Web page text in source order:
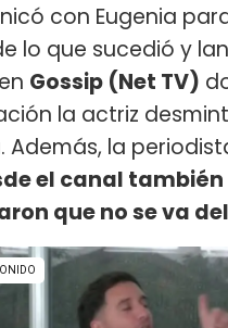
con Eugenia
lo que sucedió y
Gossip (Net TV)
la actriz
Además, la
el canal también
que no se va